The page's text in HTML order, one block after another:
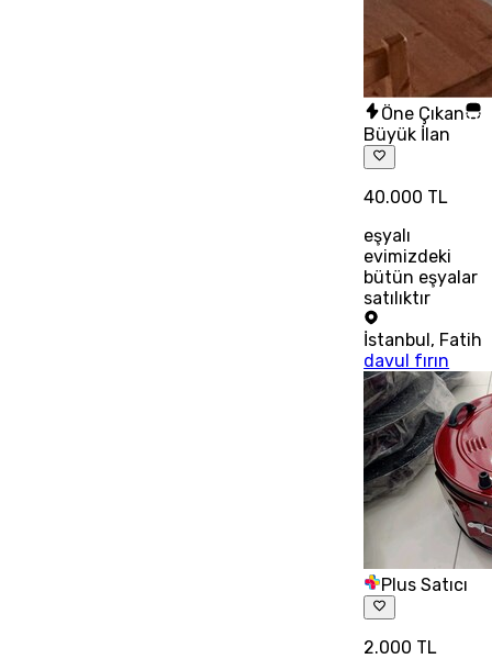
Öne Çıkan
Büyük İlan
40.000 TL
eşyalı
evimizdeki
bütün eşyalar
satılıktır
İstanbul, Fatih
davul fırın
Plus Satıcı
2.000 TL